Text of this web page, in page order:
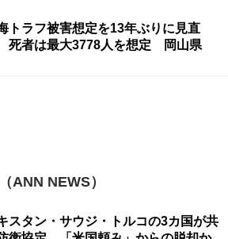
トラフ被害想定を13年ぶりに見直
死者は最大3778人を想定 岡山県
ANN NEWS）
スタン・サウジ・トルコの3カ国が共